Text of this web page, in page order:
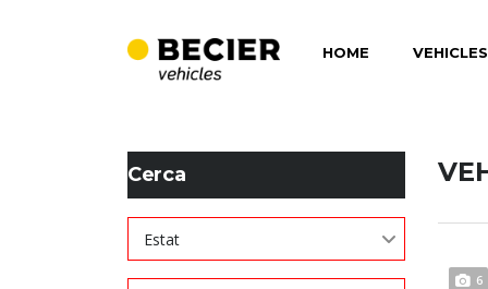
HOME
BECIER MOBILITAT
Cerca
Estat
6